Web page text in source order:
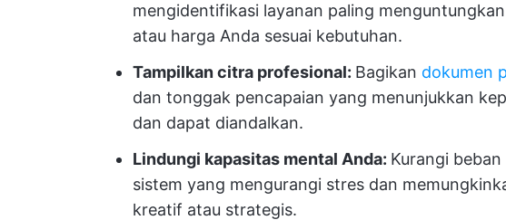
mengidentifikasi layanan paling
atau harga Anda sesuai kebutuhan.
Tampilkan citra profesional: Bagikan dokumen
dan tonggak pencapaian yang menunjukkan
dan dapat diandalkan.
Lindungi kapasitas mental Anda: Kurangi
sistem yang mengurangi stres dan
kreatif atau strategis.